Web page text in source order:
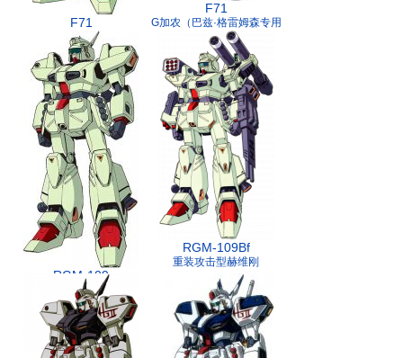
F71
G加农
F71
G加农（巴兹·格雷姆森专用
机）
RGM-109
赫维刚
RGM-109Bf
重装攻击型赫维刚